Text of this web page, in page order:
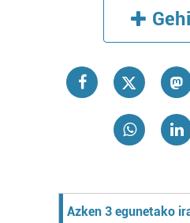
Azken 3 egunetako